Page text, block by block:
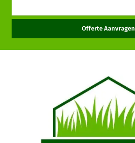
Offerte Aanvragen